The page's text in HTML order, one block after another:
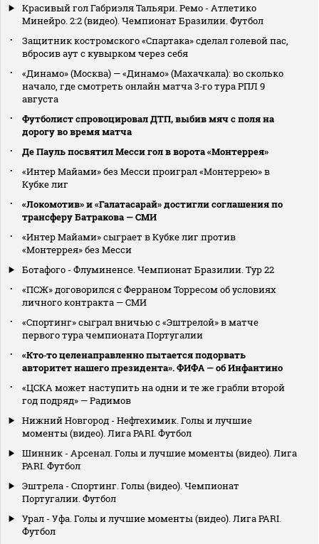
Красивый гол Габриэля Тальяри. Ремо - Атлетико
Минейро. 2:2 (видео). Чемпионат Бразилии. Футбол
Защитник костромского «Спартака» сделал голевой пас,
вбросив аут с кувырком через себя
«Динамо» (Москва) — «Динамо» (Махачкала): во сколько
начало, где смотреть онлайн матча 3‑го тура РПЛ 9
августа
Футболист спровоцировал ДТП, выбив мяч с поля на
дорогу во время матча
Де Пауль посвятил Месси гол в ворота «Монтеррея»
«Интер Майами» без Месси проиграл «Монтеррею» в
Кубке лиг
«Локомотив» и «Галатасарай» достигли соглашения по
трансферу Батракова — СМИ
«Интер Майами» сыграет в Кубке лиг против
«Монтеррея» без Месси
Ботафого - Флуминенсе. Чемпионат Бразилии. Тур 22
«ПСЖ» договорился с Ферраном Торресом об условиях
личного контракта — СМИ
«Спортинг» сыграл вничью с «Эштрелой» в матче
первого тура чемпионата Португалии
«Кто‑то целенаправленно пытается подорвать
авторитет нашего президента». ФИФА — об Инфантино
«ЦСКА может наступить на одни и те же грабли второй
год подряд» — Радимов
Нижний Новгород - Нефтехимик. Голы и лучшие
моменты (видео). Лига PARI. Футбол
Шинник - Арсенал. Голы и лучшие моменты (видео). Лига
PARI. Футбол
Эштрела - Спортинг. Голы (видео). Чемпионат
Португалии. Футбол
Урал - Уфа. Голы и лучшие моменты (видео). Лига PARI.
Футбол